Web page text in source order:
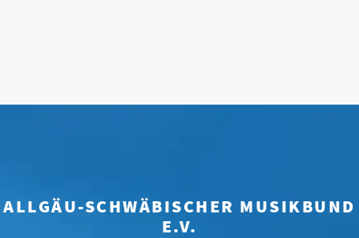
ALLGÄU-SCHWÄBISCHER MUSIKBUND
E.V.